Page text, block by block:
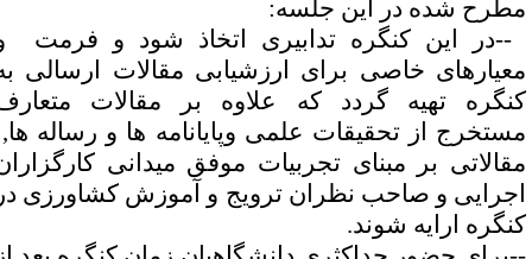
شده در این جلسه:
در این کنگره تدابیری اتخاذ شود و فرمت و
خاصی برای ارزشیابی مقالات ارسالی به
تهیه گردد که علاوه بر مقالات متعارف
از تحقیقات علمی وپایانامه ها و رساله ها,
بر مبنای تجربیات موفق میدانی کارگزاران
و صاحب نظران ترویج و آموزش کشاورزی در
ارایه شوند.